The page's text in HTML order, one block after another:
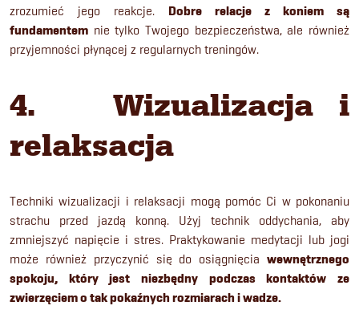
zrozumieć jego reakcje. Dobre relacje z koniem są
fundamentem nie tylko Twojego bezpieczeństwa, ale również
przyjemności płynącej z regularnych treningów.
4. Wizualizacja i
relaksacja
Techniki wizualizacji i relaksacji mogą pomóc Ci w pokonaniu
strachu przed jazdą konną. Użyj technik oddychania, aby
zmniejszyć napięcie i stres. Praktykowanie medytacji lub jogi
może również przyczynić się do osiągnięcia wewnętrznego
spokoju, który jest niezbędny podczas kontaktów ze
zwierzęciem o tak pokaźnych rozmiarach i wadze.